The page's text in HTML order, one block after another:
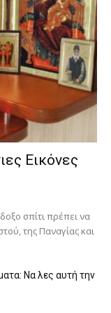
Εικόνες
σπίτι πρέπει να
της Παν­αγίας και
Να λες αυτή την